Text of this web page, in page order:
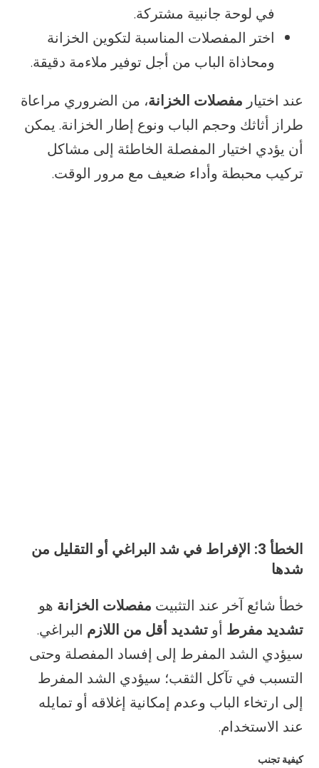
في لوحة جانبية مشتركة.
اختر المفصلات المناسبة لتكوين الخزانة
ومحاذاة الباب من أجل توفير ملاءمة دقيقة.
عند اختيار مفصلات الخزانة، من الضروري مراعاة
طراز أثاثك وحجم الباب ونوع إطار الخزانة. يمكن
أن يؤدي اختيار المفصلة الخاطئة إلى مشاكل
تركيب محبطة وأداء ضعيف مع مرور الوقت.
الخطأ 3: الإفراط في شد البراغي أو التقليل من
شدها
خطأ شائع آخر عند التثبيت مفصلات الخزانة هو
تشديد مفرط أوتشديد أقل من اللازم البراغي.
سيؤدي الشد المفرط إلى إفساد المفصلة وحتى
التسبب في تآكل الثقب؛ سيؤدي الشد المفرط
إلى ارتخاء الباب وعدم إمكانية إغلاقه أو تمايله
عند الاستخدام.
كيفية تجنب